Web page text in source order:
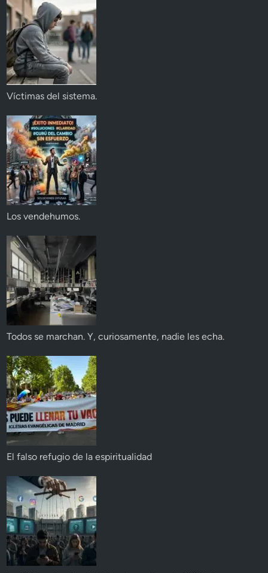
Víctimas del sistema.
Los vendehumos.
Todos se marchan. Y, curiosamente, nadie les echa.
El falso refugio de la espiritualidad